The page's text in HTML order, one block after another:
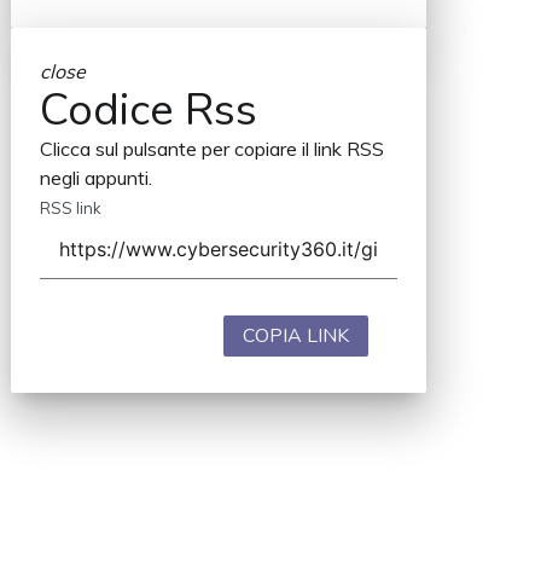
close
Codice Rss
Clicca sul pulsante per copiare il link RSS
negli appunti.
RSS link
COPIA LINK